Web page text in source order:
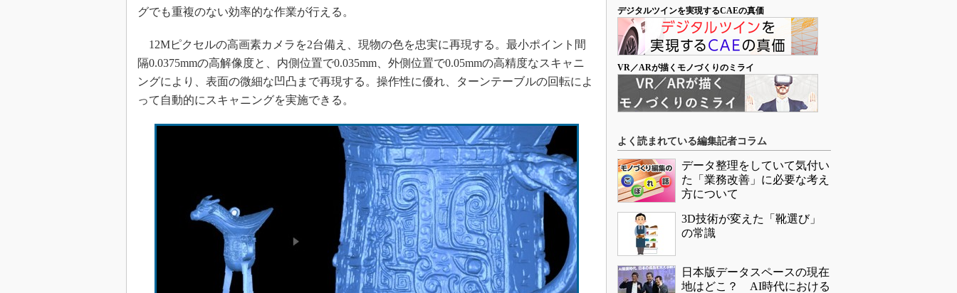
グでも重複のない効率的な作業が行える。
12Mピクセルの高画素カメラを2台備え、現物の色を忠実に再現する。最小ポイント間
隔0.0375mmの高解像度と、内側位置で0.035mm、外側位置で0.05mmの高精度なスキャニ
ングにより、表面の微細な凹凸まで再現する。操作性に優れ、ターンテーブルの回転によ
って自動的にスキャニングを実施できる。
デジタルツインを実現するCAEの真価
VR／ARが描くモノづくりのミライ
よく読まれている編集記者コラム
データ整理をしていて気付い
た「業務改善」に必要な考え
方について
3D技術が変えた「靴選び」
の常識
日本版データスペースの現在
地はどこ？ AI時代における